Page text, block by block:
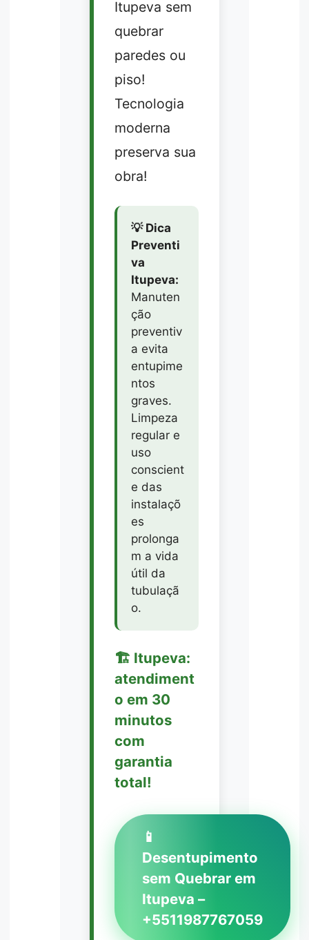
Itupeva sem
quebrar
paredes ou
piso!
Tecnologia
moderna
preserva sua
obra!
💡 Dica
Preventi
va
Itupeva:
Manuten
ção
preventiv
a evita
entupime
ntos
graves.
Limpeza
regular e
uso
conscient
e das
instalaçõ
es
prolonga
m a vida
útil da
tubulaçã
o.
🏗️ Itupeva:
atendiment
o em 30
minutos
com
garantia
total!
📱
Desentupimento
sem Quebrar em
Itupeva –
+5511987767059